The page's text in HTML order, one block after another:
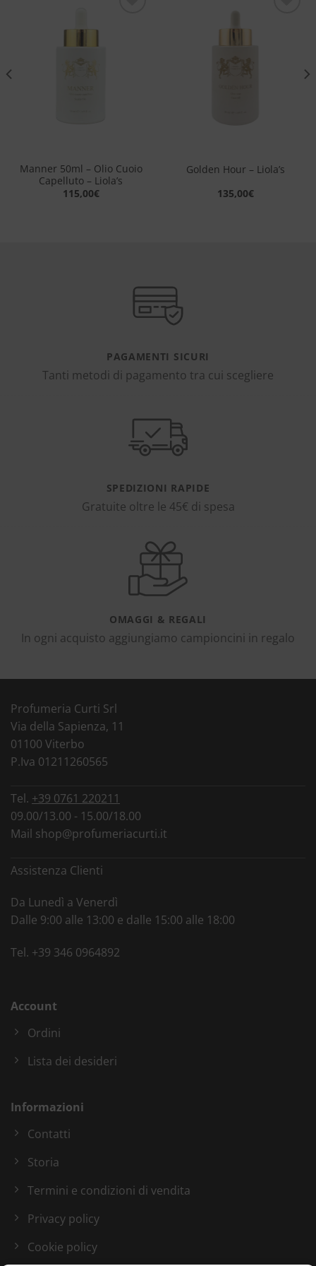
Manner 50ml – Olio Cuoio
Capelluto – Liola’s
115,00€
Golden Hour – Liola’s
135,00€
PAGAMENTI SICURI
Tanti metodi di pagamento tra cui scegliere
SPEDIZIONI RAPIDE
Gratuite oltre le 45€ di spesa
OMAGGI & REGALI
In ogni acquisto aggiungiamo campioncini in regalo
Profumeria Curti Srl
Via della Sapienza, 11
01100 Viterbo
P.Iva 01211260565
Tel. +39 0761 220211
09.00/13.00 - 15.00/18.00
Mail shop@profumeriacurti.it
Assistenza Clienti
Da Lunedì a Venerdì
Dalle 9:00 alle 13:00 e dalle 15:00 alle 18:00
Tel. +39 346 0964892
Account
Ordini
Lista dei desideri
Informazioni
Contatti
Storia
Termini e condizioni di vendita
Privacy policy
Cookie policy